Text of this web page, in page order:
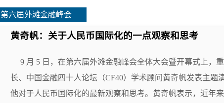
第六届外滩金融峰会
黄奇帆：关于人民币国际化的一点观察和思考
9 月 5 日，在第六届外滩金融峰会全体大会暨开幕式上，
长、中国金融四十人论坛（CF40）学术顾问黄奇帆发表主题
他对于人民币国际化的最新观察和思考。黄奇帆表示，近年